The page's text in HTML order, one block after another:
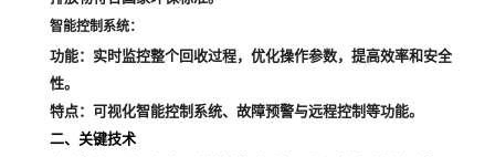
智能控制系统：
功能：实时监控整个回收过程，优化操作参数，提高效率和安全
性。
特点：可视化智能控制系统、故障预警与远程控制等功能。
二、关键技术